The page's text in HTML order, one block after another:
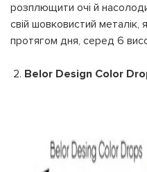
розплющити очі й
свій шовковистий металік,
протягом дня, серед 6
2. Belor Design Color